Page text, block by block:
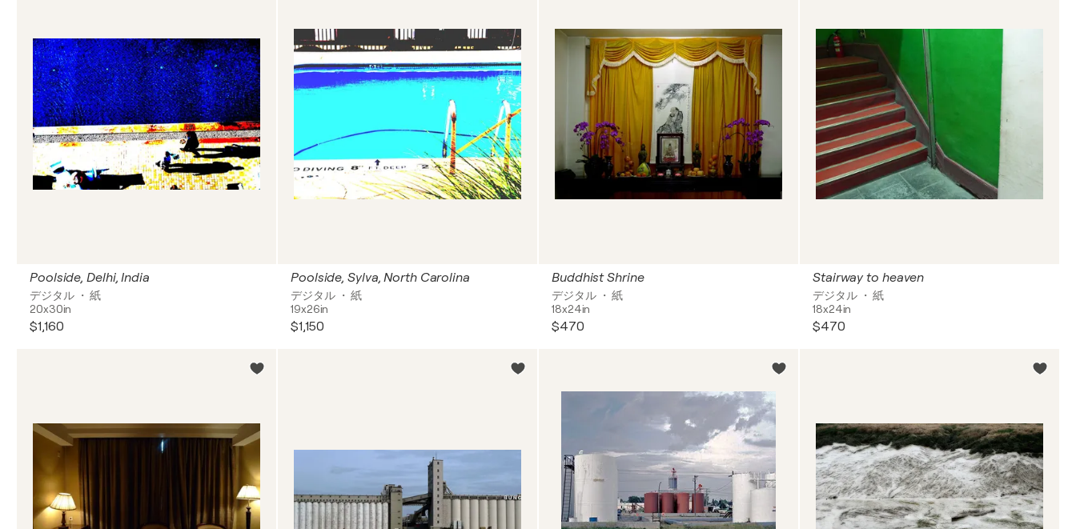
Poolside, Delhi, India
デジタル ・ 紙
20x30in
$1,160
Poolside, Sylva, North Carolina
デジタル ・ 紙
19x26in
$1,150
Buddhist Shrine
デジタル ・ 紙
18x24in
$470
Stairway to heaven
デジタル ・ 紙
18x24in
$470